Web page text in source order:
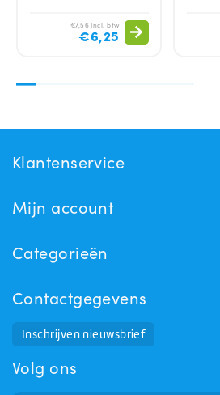
€7,56 Incl. btw
€6,25
Klantenservice
Mijn account
Categorieën
Contactgegevens
Inschrijven nieuwsbrief
Volg ons